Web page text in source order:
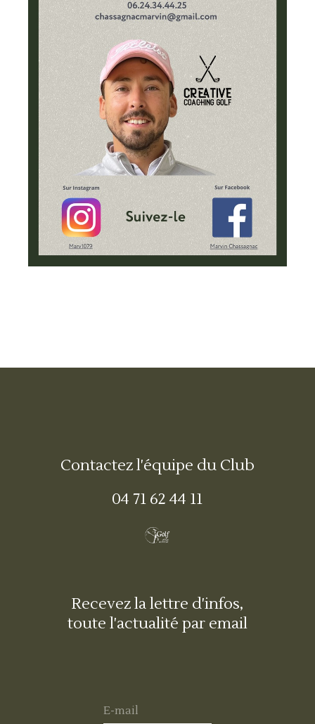
Contactez l'équipe du Club
04 71 62 44 11
Recevez la lettre d'infos,
toute l'actualité par email